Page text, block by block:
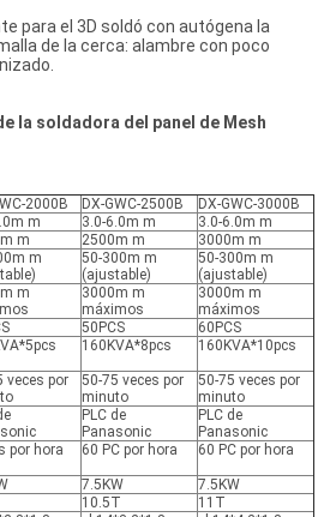
para el 3D soldó con autógena la
de la cerca: alambre con poco
la soldadora del panel de Mesh
2000B DX-GWC-2500B
DX-GWC-3000B
m 3.0-6.0m m
3.0-6.0m m
m 2500m m
3000m m
m
50-300m m
(ajustable)
50-300m m
(ajustable)
m
3000m m
máximos
3000m m
máximos
50PCS
60PCS
160KVA*8pcs 160KVA*10pcs
veces por
50-75 veces por
minuto
50-75 veces por
minuto
PLC de
Panasonic
PLC de
Panasonic
por hora 60 PC por hora 60 PC por hora
7.5KW
7.5KW
10.5T
11T